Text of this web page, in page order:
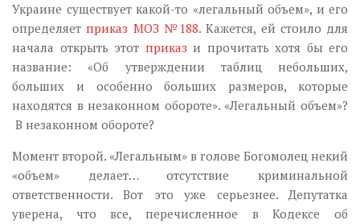
Украине существует какой-то «легальный объем», и его
определяетприказ МОЗ №188. Кажется, ей стоило для
начала открыть этот приказ и прочитать хотя бы его
название: «Об утверждении таблиц небольших,
больших и особенно больших размеров, которые
находятся в незаконном обороте». «Легальный объем»?
В незаконном обороте?
Момент второй. «Легальным» в голове Богомолец некий
«объем» делает… отсутствие криминальной
ответственности. Вот это уже серьезнее. Депутатка
уверена, что все, перечисленное в Кодексе об